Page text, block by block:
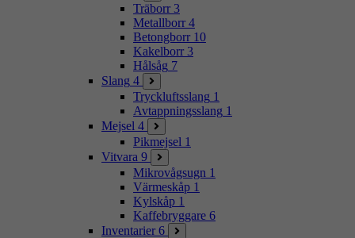
Träborr 3
Metallborr 4
Betongborr 10
Kakelborr 3
Hålsåg 7
Slang 4
Tryckluftsslang 1
Avtappningsslang 1
Mejsel 4
Pikmejsel 1
Vitvara 9
Mikrovågsugn 1
Värmeskåp 1
Kylskåp 1
Kaffebryggare 6
Inventarier 6